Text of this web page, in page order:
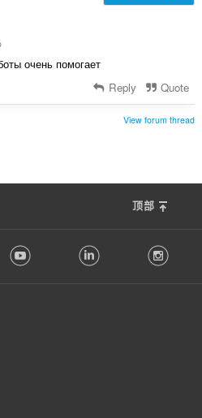
очень помогает
Reply Quote
View forum thread
顶部
Youtube LinkedIn